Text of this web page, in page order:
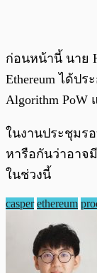
ก่อนหน้านี้ นาย
Ethereum ได้ปร
Algorithm
ในงานประชุมร
หารือกันว่าอาจ
ในช่วงนี้
casper ethereum